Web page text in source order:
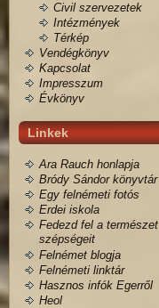
Civil szervezetek
Intézmények
Térkép
Vendégkönyv
Kapcsolat
Impresszum
Évkönyv
Linkek
Ara Rauch honlapja
Bródy Sándor könyvtár
Egy felnémeti fotós
Erdei iskola
Fedezd fel a természet
szépségeit
Felnémet blogja
Felnémeti linktár
Hasznos infók Egerről
Heol